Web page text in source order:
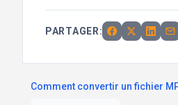
PARTAGER:
Comment convertir un fichier